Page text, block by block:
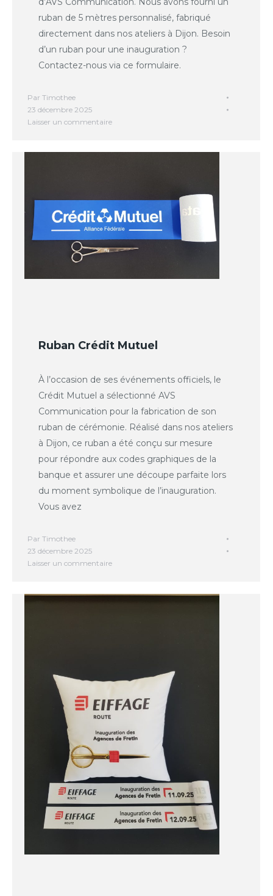
ruban de 5 mètres personnalisé, fabriqué
directement dans nos ateliers à Dijon. Besoin
d’un ruban pour une inauguration ?
Contactez-nous via ce formulaire.
Par Timothee
23 décembre 2025
Laisser un commentaire
Ruban Crédit Mutuel
À l’occasion de ses événements officiels, le
Crédit Mutuel a sélectionné AVS
Communication pour la fabrication de son
ruban de cérémonie. Réalisé dans nos ateliers
à Dijon, ce ruban a été conçu sur mesure
pour répondre aux codes graphiques de la
banque et assurer une découpe parfaite lors
du moment symbolique de l’inauguration.
Vous avez
Par Timothee
23 décembre 2025
Laisser un commentaire